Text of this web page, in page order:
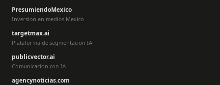
PresumiendoMexico
Inversion en medios Mexico
targetmax.ai
Plataforma de segmentacion IA
publicvector.ai
Comunicacion con IA
agencynoticias.com